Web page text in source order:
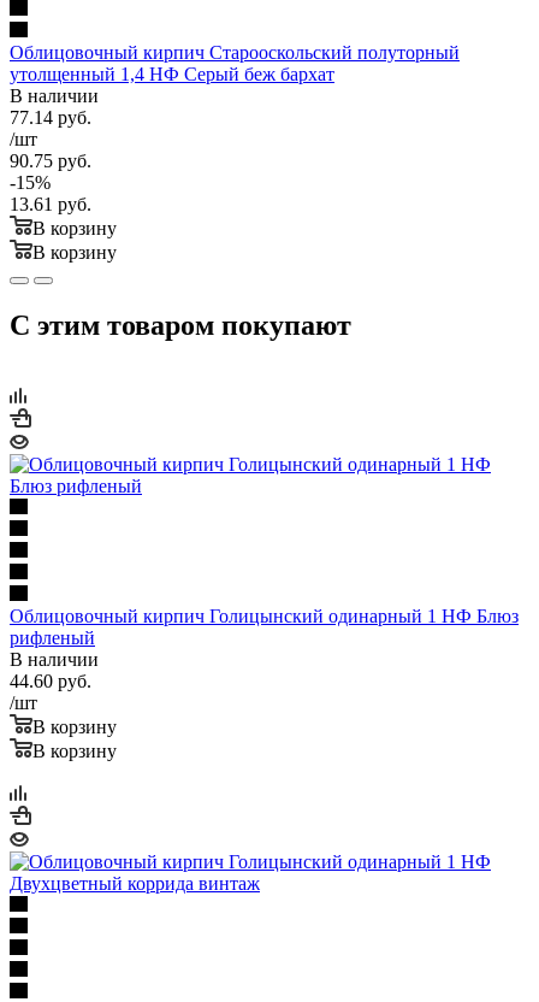
Облицовочный кирпич Старооскольский полуторный
утолщенный 1,4 НФ Серый беж бархат
В наличии
77.14 руб.
/шт
90.75 руб.
-15%
13.61 руб.
В корзину
В корзину
С этим товаром покупают
Облицовочный кирпич Голицынский одинарный 1 НФ Блюз
рифленый
В наличии
44.60 руб.
/шт
В корзину
В корзину